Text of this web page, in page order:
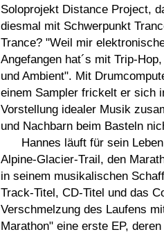
Soloprojekt Distance Project,
diesmal mit Schwerpunkt
Trance? "Weil mir
Angefangen hat´s mit Trip-
und Ambient". Mit
einem Sampler frickelt er sich
Vorstellung idealer Musik
und Nachbarn beim Basteln
Hannes läuft für sein
Alpine-Glacier-Trail, den
in seinem musikalischen
Track-Titel, CD-Titel und das
Verschmelzung des Laufens
Marathon" eine erste EP,